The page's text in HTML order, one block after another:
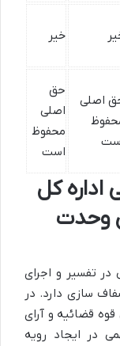
خیر
اصلی
حق
اصلی
محفوظ
است
کل
وحدت
در تفسیر و اجرای
سازی دارد. در
قضائیه و آرای
در ایجاد رویه